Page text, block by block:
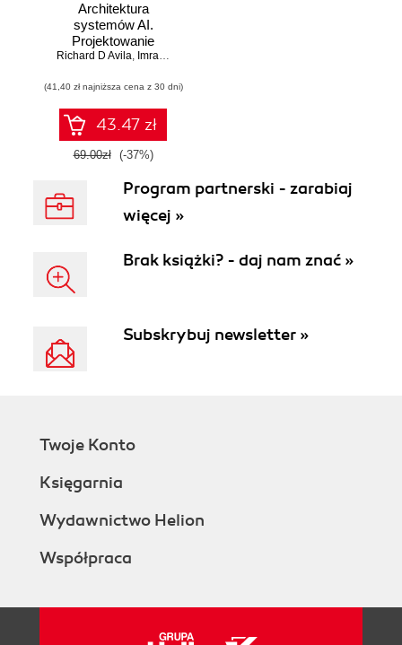
Architektura
systemów AI.
Projektowanie
skalowalnego i
oprogramowania
Richard D Avila, Imran Ahmad
(41,40 zł najniższa cena z 30 dni)
43.47 zł
69.00zł (-37%)
Program partnerski - zarabiaj
więcej »
Brak książki? - daj nam znać »
Subskrybuj newsletter »
Twoje Konto
Księgarnia
Wydawnictwo Helion
Współpraca